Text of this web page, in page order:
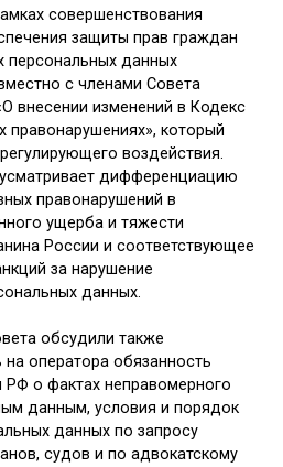
совершенствования
защиты прав граждан
персональных данных
с членами Совета
внесении изменений в Кодекс
который
воздействия.
дифференциацию
правонарушений в
ущерба и тяжести
России и соответствующее
за нарушение
данных.
обсудили также
оператора обязанность
о фактах неправомерного
данным, условия и порядок
данных по запросу
судов и по адвокатскому